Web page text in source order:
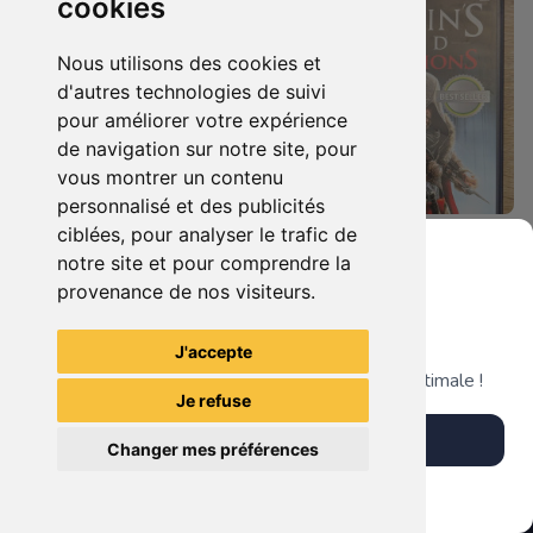
cookies
Nous utilisons des cookies et
d'autres technologies de suivi
pour améliorer votre expérience
de navigation sur notre site, pour
vous montrer un contenu
personnalisé et des publicités
ciblées, pour analyser le trafic de
notre site et pour comprendre la
provenance de nos visiteurs.
J'accepte
Je refuse
Changer mes préférences
7.90 € 0
Duo : The Elder Scrolls Iv - Oblivion + Bioshock Xbox 360
4.90 €
TheGamingR83
Grenier du Geek
Télécharge notre app pour une expérience optimale !
Télécharger l'app